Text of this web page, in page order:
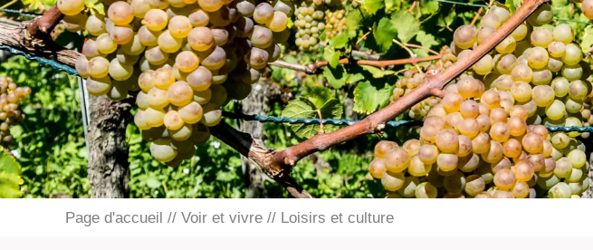
Page d'accueil Voir et vivre Loisirs et culture